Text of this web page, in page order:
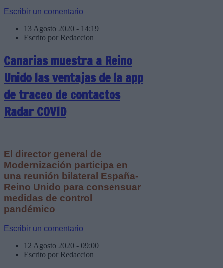
Escribir un comentario
13 Agosto 2020 - 14:19
Escrito por Redaccion
Canarias muestra a Reino
Unido las ventajas de la app
de traceo de contactos
Radar COVID
El director general de
Modernización participa en
una reunión bilateral España-
Reino Unido para consensuar
medidas de control
pandémico
Escribir un comentario
12 Agosto 2020 - 09:00
Escrito por Redaccion